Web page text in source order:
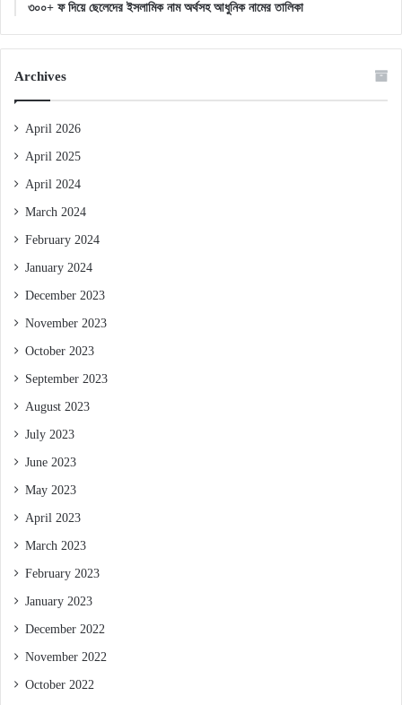
৩০০+ ফ দিয়ে ছেলেদের ইসলামিক নাম অর্থসহ আধুনিক নামের তালিকা
Archives
April 2026
April 2025
April 2024
March 2024
February 2024
January 2024
December 2023
November 2023
October 2023
September 2023
August 2023
July 2023
June 2023
May 2023
April 2023
March 2023
February 2023
January 2023
December 2022
November 2022
October 2022